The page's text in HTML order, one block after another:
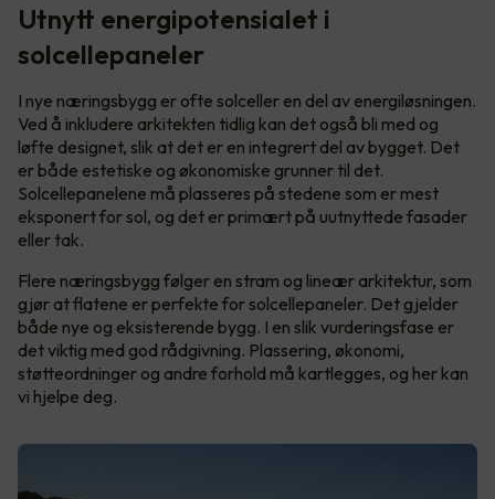
Utnytt energipotensialet i
solcellepaneler
I nye næringsbygg er ofte solceller en del av energiløsningen.
Ved å inkludere arkitekten tidlig kan det også bli med og
løfte designet, slik at det er en integrert del av bygget. Det
er både estetiske og økonomiske grunner til det.
Solcellepanelene må plasseres på stedene som er mest
eksponert for sol, og det er primært på uutnyttede fasader
eller tak.
Flere næringsbygg følger en stram og lineær arkitektur, som
gjør at flatene er perfekte for solcellepaneler. Det gjelder
både nye og eksisterende bygg. I en slik vurderingsfase er
det viktig med god rådgivning. Plassering, økonomi,
støtteordninger og andre forhold må kartlegges, og her kan
vi hjelpe deg.